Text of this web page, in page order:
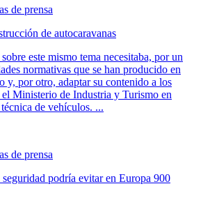
de prensa
de autocaravanas
este mismo tema necesitaba, por un
normativas que se han producido en
y, por otro, adaptar su contenido a los
Ministerio de Industria y Turismo en
de vehículos. ...
de prensa
podría evitar en Europa 900